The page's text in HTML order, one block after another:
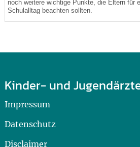
noch weitere wichtige Punkte, die Eltern für
Schulalltag beachten sollten.
Kinder- und
Impressum
Datenschutz
Disclaimer